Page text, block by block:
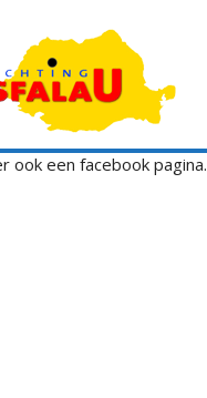
ook een facebook pagina.